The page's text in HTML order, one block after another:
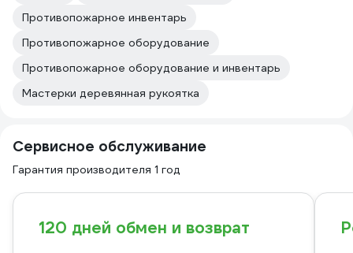
Противопожарное инвентарь
Противопожарное оборудование
Противопожарное оборудование и инвентарь
Мастерки деревянная рукоятка
Сервисное обслуживание
Гарантия производителя 1 год
120 дней обмен и возврат